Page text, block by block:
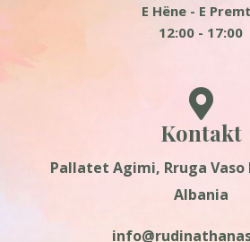
E Hëne - E
12:00 - 17:00
Kontakt
Pallatet Agimi, Rruga Vaso
Albania